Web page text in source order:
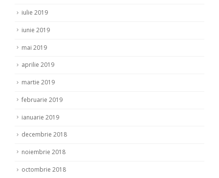
iulie 2019
iunie 2019
mai 2019
aprilie 2019
martie 2019
februarie 2019
ianuarie 2019
decembrie 2018
noiembrie 2018
octombrie 2018